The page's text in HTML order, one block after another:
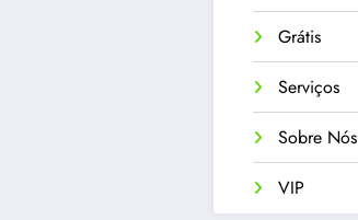
Grátis
Serviços
Sobre Nós
VIP